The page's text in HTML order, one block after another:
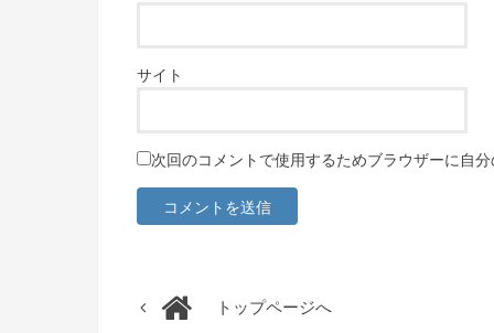
サイト
次回のコメントで使用するためブラウザーに自
トップページへ